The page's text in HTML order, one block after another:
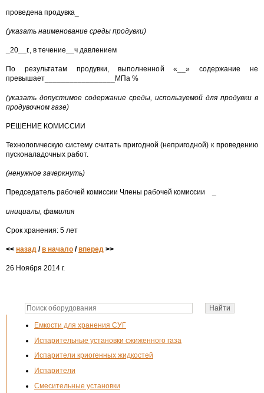
Емкости для хранения СУГ
Испарительные установки сжиженного газа
Испарители криогенных жидкостей
Испарители
Смесительные установки
проведена продувка_
(указать наименование среды продувки)
_20__г., в течение__ч давлением
По результатам продувки, выполненной «__» содержание не
превышает_________________МПа %
(указать допустимое содержание среды, используемой для продувки в
продувочном газе)
РЕШЕНИЕ КОМИССИИ
Технологическую систему считать пригодной (непригодной) к проведению
пусконаладочных работ.
(ненужное зачеркнуть)
Председатель рабочей комиссии Члены рабочей комиссии _
инициалы, фамилия
Срок хранения: 5 лет
<< назад /в начало /вперед >>
26 Ноября 2014 г.